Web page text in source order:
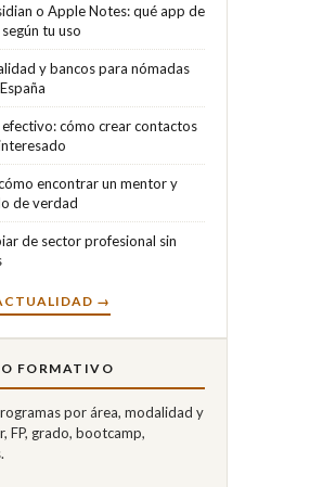
o Apple Notes: qué app de
tu uso
y bancos para nómadas
cómo crear contactos
encontrar un mentor y
de verdad
de sector profesional sin
→
FORMATIVO
por área, modalidad y
FP, grado, bootcamp,